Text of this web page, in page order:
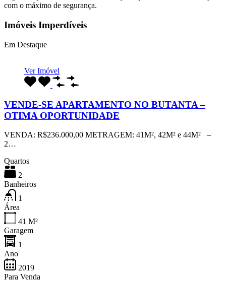
com o máximo de segurança.
Imóveis Imperdíveis
Em Destaque
Ver Imóvel
VENDE-SE APARTAMENTO NO BUTANTA –
OTIMA OPORTUNIDADE
VENDA: R$236.000,00 METRAGEM: 41M², 42M² e 44M² –
2…
Quartos
2
Banheiros
1
Área
41 M²
Garagem
1
Ano
2019
Para Venda